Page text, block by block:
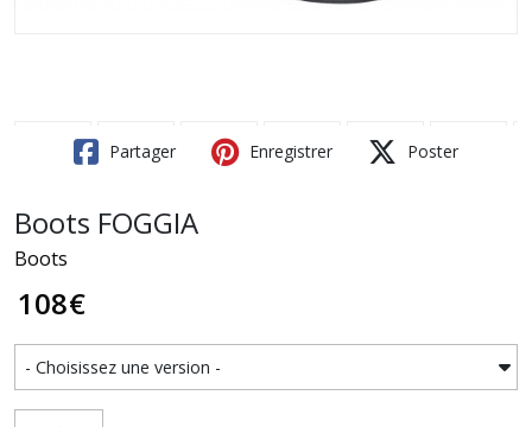
Partager Enregistrer Poster
Boots FOGGIA
Boots
108€